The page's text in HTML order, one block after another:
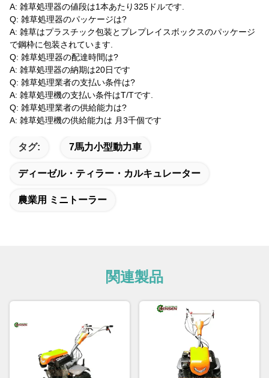
A: 雑草処理器の値段は1本あたり325ドルです.
Q: 雑草処理器のパッケージは?
A: 雑草はプラスチック包装とプレプレイスボックスのパッケージ
で鋼枠に包装されています.
Q: 雑草処理器の配達時間は?
A: 雑草処理器の納期は20日です
Q: 雑草処理業者の支払い条件は?
A: 雑草処理機の支払い条件はT/Tです.
Q: 雑草処理業者の供給能力は?
A: 雑草処理機の供給能力は 月3千個です
タグ: 7馬力小型動力車
ディーゼル・ティラー・カルキュレーター
農業用 ミニトーラー
関連製品